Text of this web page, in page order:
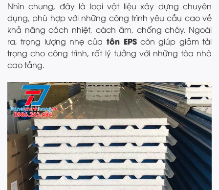
Nhìn chung, đây là loại vật liệu xây dựng chuyên
dụng, phù hợp với những công trình yêu cầu cao về
khả năng cách nhiệt, cách âm, chống cháy. Ngoài
ra, trọng lượng nhẹ của tôn EPScòn giúp giảm tải
trọng cho công trình, rất lý tưởng với những tòa nhà
cao tầng.